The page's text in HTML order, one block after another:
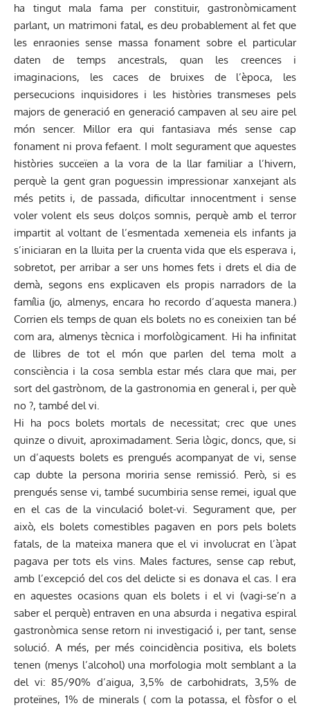
ha tingut mala fama per constituir, gastronòmicament
parlant, un matrimoni fatal, es deu probablement al fet que
les enraonies sense massa fonament sobre el particular
daten de temps ancestrals, quan les creences i
imaginacions, les caces de bruixes de l’època, les
persecucions inquisidores i les històries transmeses pels
majors de generació en generació campaven al seu aire pel
món sencer. Millor era qui fantasiava més sense cap
fonament ni prova fefaent. I molt segurament que aquestes
històries succeïen a la vora de la llar familiar a l’hivern,
perquè la gent gran poguessin impressionar xanxejant als
més petits i, de passada, dificultar innocentment i sense
voler volent els seus dolços somnis, perquè amb el terror
impartit al voltant de l’esmentada xemeneia els infants ja
s’iniciaran en la lluita per la cruenta vida que els esperava i,
sobretot, per arribar a ser uns homes fets i drets el dia de
demà, segons ens explicaven els propis narradors de la
família (jo, almenys, encara ho recordo d’aquesta manera.)
Corrien els temps de quan els bolets no es coneixien tan bé
com ara, almenys tècnica i morfològicament. Hi ha infinitat
de llibres de tot el món que parlen del tema molt a
consciència i la cosa sembla estar més clara que mai, per
sort del gastrònom, de la gastronomia en general i, per què
no ?, també del vi.
Hi ha pocs bolets mortals de necessitat; crec que unes
quinze o divuit, aproximadament. Seria lògic, doncs, que, si
un d’aquests bolets es prengués acompanyat de vi, sense
cap dubte la persona moriria sense remissió. Però, si es
prengués sense vi, també sucumbiria sense remei, igual que
en el cas de la vinculació bolet-vi. Segurament que, per
això, els bolets comestibles pagaven en pors pels bolets
fatals, de la mateixa manera que el vi involucrat en l’àpat
pagava per tots els vins. Males factures, sense cap rebut,
amb l’excepció del cos del delicte si es donava el cas. I era
en aquestes ocasions quan els bolets i el vi (vagi-se’n a
saber el perquè) entraven en una absurda i negativa espiral
gastronòmica sense retorn ni investigació i, per tant, sense
solució. A més, per més coincidència positiva, els bolets
tenen (menys l’alcohol) una morfologia molt semblant a la
del vi: 85/90% d’aigua, 3,5% de carbohidrats, 3,5% de
proteïnes, 1% de minerals ( com la potassa, el fòsfor o el